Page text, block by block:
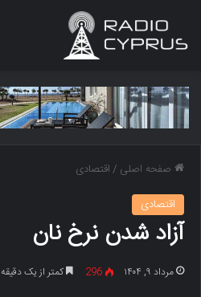
صفحه اصلی /اقتصادی
اقتصادی
آزاد شدن نرخ نان
مرداد ۹, ۱۴۰۴ 296 کمتر از یک دقیقه